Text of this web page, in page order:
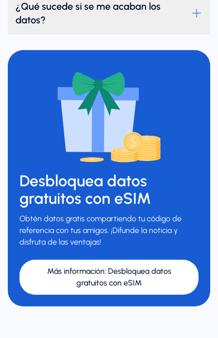
¿Qué sucede si se me acaban los
datos?
Desbloquea datos
gratuitos con eSIM
Obtén datos gratis compartiendo tu código de
referencia con tus amigos. ¡Difunde la noticia y
disfruta de las ventajas!
Más información: Desbloquea datos
gratuitos con eSIM